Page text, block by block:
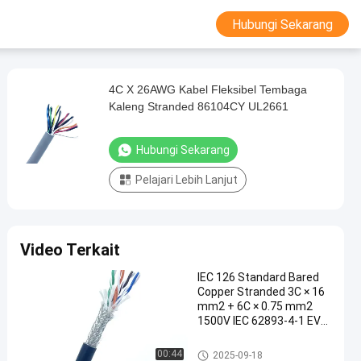
Hubungi Sekarang
4C X 26AWG Kabel Fleksibel Tembaga
Kaleng Stranded 86104CY UL2661
Hubungi Sekarang
Pelajari Lebih Lanjut
Video Terkait
00:44
IEC 126 Standard Bared
Copper Stranded 3C × 16
mm2 + 6C × 0.75 mm2
1500V IEC 62893-4-1 EVM
EV Pengisian Kabel
2025-09-18